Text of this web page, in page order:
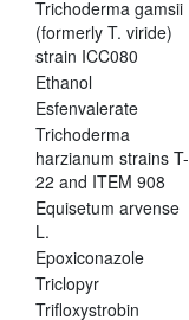
Trichoderma gamsii
(formerly T. viride)
strain ICC080
Ethanol
Esfenvalerate
Trichoderma
harzianum strains T-
22 and ITEM 908
Equisetum arvense
L.
Epoxiconazole
Triclopyr
Trifloxystrobin